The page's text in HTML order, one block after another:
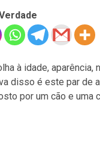
à idade, aparência,
disso é este par de
por um cão e uma